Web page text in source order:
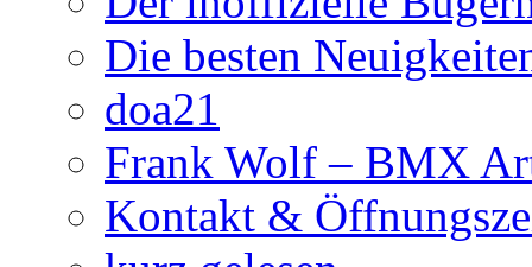
Die besten
doa21
Frank Wolf – BMX
Kontakt &